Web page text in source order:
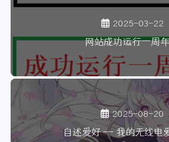
2025-03-22
网站成功运行一周
2025-08-20
自述爱好 -- 我的无线电